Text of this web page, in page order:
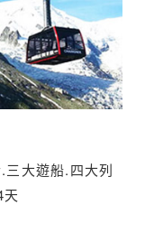
三大遊船.四大列